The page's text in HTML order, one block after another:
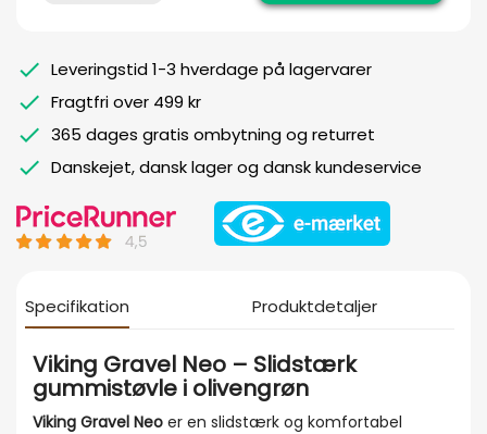
Leveringstid 1-3 hverdage på lagervarer
Fragtfri over 499 kr
365 dages gratis ombytning og returret
Danskejet, dansk lager og dansk kundeservice
Specifikation Produktdetaljer
Viking Gravel Neo – Slidstærk
gummistøvle i olivengrøn
Viking Gravel Neo er en slidstærk og komfortabel